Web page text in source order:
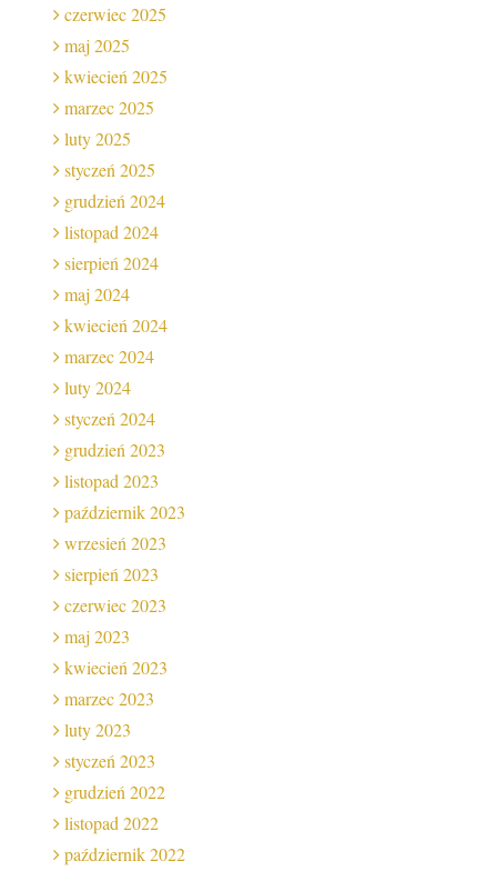
czerwiec 2025
maj 2025
kwiecień 2025
marzec 2025
luty 2025
styczeń 2025
grudzień 2024
listopad 2024
sierpień 2024
maj 2024
kwiecień 2024
marzec 2024
luty 2024
styczeń 2024
grudzień 2023
listopad 2023
październik 2023
wrzesień 2023
sierpień 2023
czerwiec 2023
maj 2023
kwiecień 2023
marzec 2023
luty 2023
styczeń 2023
grudzień 2022
listopad 2022
październik 2022